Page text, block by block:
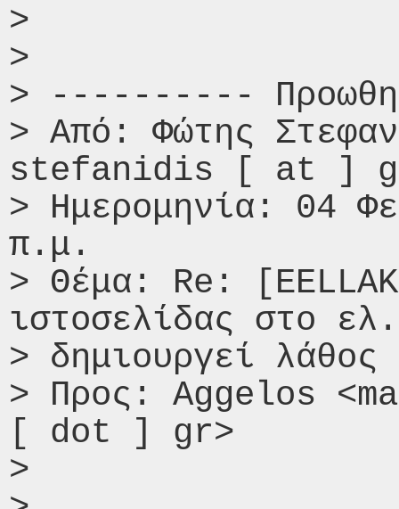
>
>
> ----------
> Από: Φώτης
stefanidis [ at ]
> Ημερομηνία: 04
π.μ.
> Θέμα: Re:
ιστοσελίδας στο
> δημιουργεί λάθος
> Προς: Aggelos
[ dot ] gr>
>